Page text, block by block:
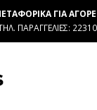
ΓΙΑ
ΠΑΡΑΓΓΕΛΙΕΣ: